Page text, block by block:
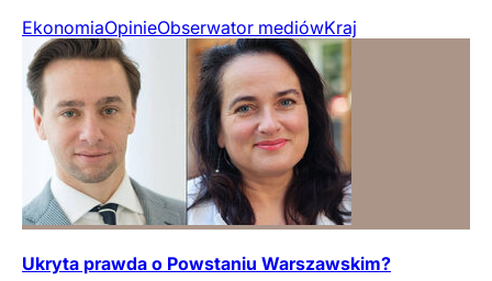
EkonomiaOpinieObserwator mediówKraj
Ukryta prawda o Powstaniu Warszawskim?